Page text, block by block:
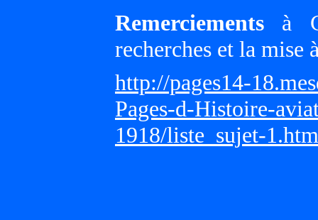
Remerciements à
recherches et la mise
http://pages14-
Pages-d-Histoire-
1918/liste_sujet-1.htm